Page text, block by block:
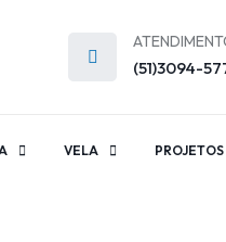
(51)3094-
VELA PROJETOS